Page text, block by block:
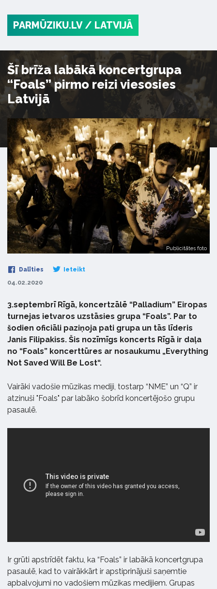
PARMŪZIKU.LV / LATVIJĀ
Šī brīža labākā koncertgrupa
“Foals” pirmo reizi viesosies
Latvijā
Publicitātes foto
Dalīties Ieteikt
04.02.2020
3.septembrī Rīgā, koncertzālē “Palladium” Eiropas
turnejas ietvaros uzstāsies grupa “Foals”. Par to
šodien oficiāli paziņoja pati grupa un tās līderis
Janis Filipakiss. Šis nozīmīgs koncerts Rīgā ir daļa
no “Foals” koncerttūres ar nosaukumu „Everything
Not Saved Will Be Lost“.
Vairāki vadošie mūzikas mediji, tostarp “NME” un “Q” ir
atzinuši "Foals" par labāko šobrīd koncertējošo grupu
pasaulē.
Ir grūti apstrīdēt faktu, ka “Foals” ir labākā koncertgrupa
pasaulē, kad to vairākkārt ir apstiprinājuši saņemtie
apbalvojumi no vadošiem mūzikas medijiem. Grupas